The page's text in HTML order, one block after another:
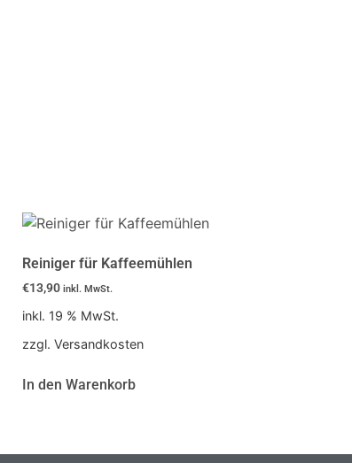
Reiniger für Kaffeemühlen
€13,90 inkl. MwSt.
inkl. 19 % MwSt.
zzgl. Versandkosten
In den Warenkorb